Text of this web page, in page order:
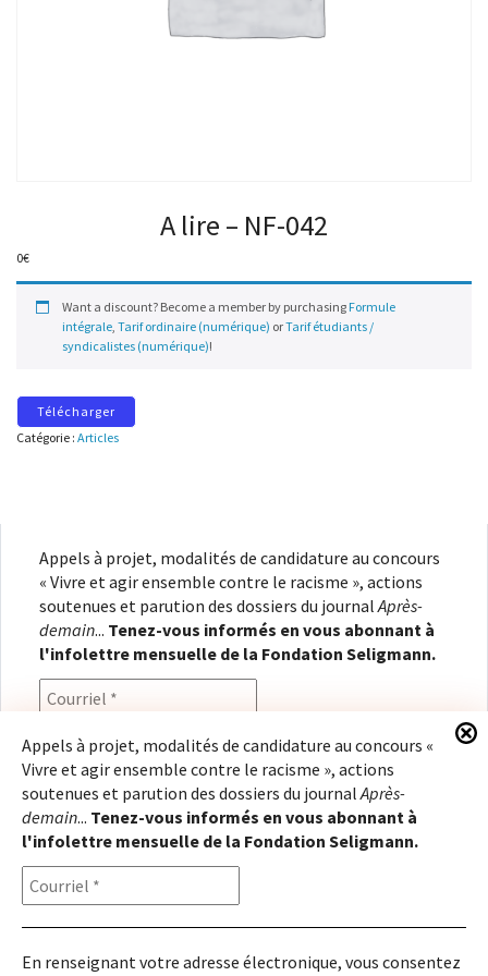
A lire – NF-042
0€
Want a discount? Become a member by purchasing Formule
intégrale, Tarif ordinaire (numérique) orTarif étudiants /
syndicalistes (numérique)!
Télécharger
Catégorie : Articles
Appels à projet, modalités de candidature au concours
« Vivre et agir ensemble contre le racisme », actions
soutenues et parution des dossiers du journal Après-
demain... Tenez-vous informés en vous abonnant à
l'infolettre mensuelle de la Fondation Seligmann.
En renseignant votre adresse électronique, vous
consentez à recevoir l'infolettre de la Fondation
Seligmann, conformément à notrepolitique de
confidentialité. Il vous sera possible de vous
désabonner à tout moment.
Appels à projet, modalités de candidature au concours «
Vivre et agir ensemble contre le racisme », actions
soutenues et parution des dossiers du journalAprès-
demain... Tenez-vous informés en vous abonnant à
l'infolettre mensuelle de la Fondation Seligmann.
En renseignant votre adresse électronique, vous consentez